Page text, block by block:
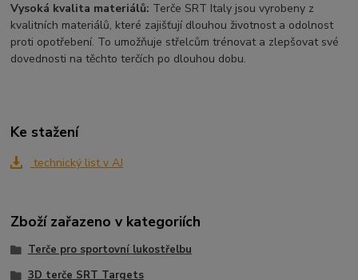
Vysoká kvalita materiálů: Terče SRT Italy jsou vyrobeny z
kvalitních materiálů, které zajišťují dlouhou životnost a odolnost
proti opotřebení. To umožňuje střelcům trénovat a zlepšovat své
dovednosti na těchto terčích po dlouhou dobu.
Ke stažení
technický list v AJ
Zboží zařazeno v kategoriích
Terče pro sportovní lukostřelbu
3D terče SRT Targets